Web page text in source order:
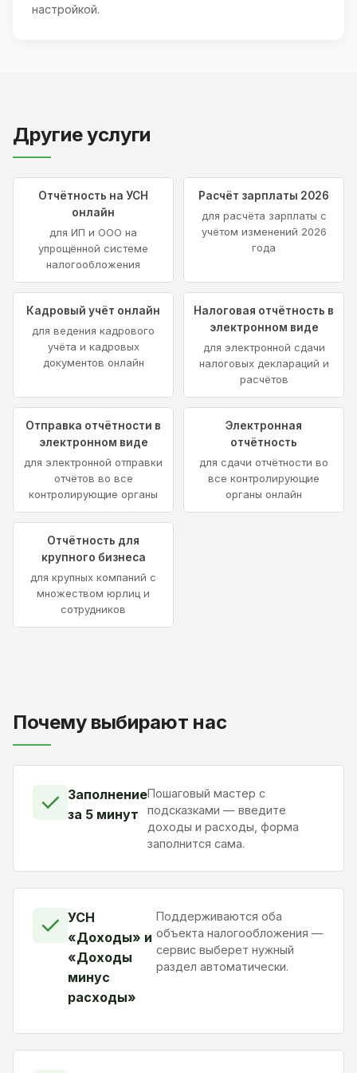
настройкой.
Другие услуги
Отчётность на УСН
онлайн
для ИП и ООО на
упрощённой системе
налогообложения
Расчёт зарплаты 2026
для расчёта зарплаты с
учётом изменений 2026
года
Кадровый учёт онлайн
для ведения кадрового
учёта и кадровых
документов онлайн
Налоговая отчётность в
электронном виде
для электронной сдачи
налоговых деклараций и
расчётов
Отправка отчётности в
электронном виде
для электронной отправки
отчётов во все
контролирующие органы
Электронная
отчётность
для сдачи отчётности во
все контролирующие
органы онлайн
Отчётность для
крупного бизнеса
для крупных компаний с
множеством юрлиц и
сотрудников
Почему выбирают нас
✓ Заполнение
за 5 минут
Пошаговый мастер с
подсказками — введите
доходы и расходы, форма
заполнится сама.
✓ УСН
«Доходы» и
«Доходы
минус
расходы»
Поддерживаются оба
объекта налогообложения —
сервис выберет нужный
раздел автоматически.